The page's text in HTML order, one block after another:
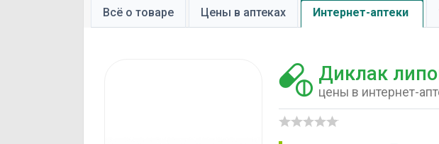
Всё о товаре Цены в аптеках Интернет-аптеки
Диклак
цены в интернет-